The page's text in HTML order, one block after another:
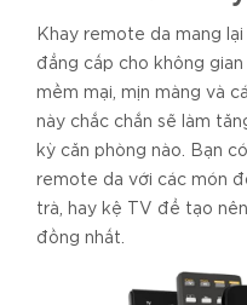
Khay remote da mang
đẳng cấp cho không
mềm mại, mịn màng và
này chắc chắn sẽ làm
kỳ căn phòng nào. Bạn
remote da với các món
trà, hay kệ TV để tạo
đồng nhất.